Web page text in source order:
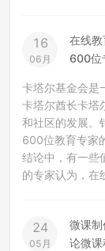
16
06月
在线教
600位
卡塔尔基金会是
卡塔尔酋长卡塔
和社区的发展。
600位教育专家
结论中，有一些
的专家认为，在
24
05月
微课制
论微